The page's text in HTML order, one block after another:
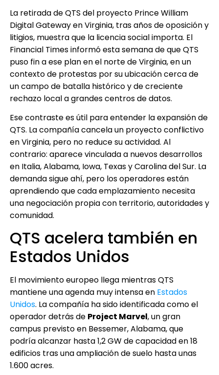
La retirada de QTS del proyecto Prince William
Digital Gateway en Virginia, tras años de oposición y
litigios, muestra que la licencia social importa. El
Financial Times informó esta semana de que QTS
puso fin a ese plan en el norte de Virginia, en un
contexto de protestas por su ubicación cerca de
un campo de batalla histórico y de creciente
rechazo local a grandes centros de datos.
Ese contraste es útil para entender la expansión de
QTS. La compañía cancela un proyecto conflictivo
en Virginia, pero no reduce su actividad. Al
contrario: aparece vinculada a nuevos desarrollos
en Italia, Alabama, Iowa, Texas y Carolina del Sur. La
demanda sigue ahí, pero los operadores están
aprendiendo que cada emplazamiento necesita
una negociación propia con territorio, autoridades y
comunidad.
QTS acelera también en
Estados Unidos
El movimiento europeo llega mientras QTS
mantiene una agenda muy intensa en Estados
Unidos. La compañía ha sido identificada como el
operador detrás de Project Marvel, un gran
campus previsto en Bessemer, Alabama, que
podría alcanzar hasta 1,2 GW de capacidad en 18
edificios tras una ampliación de suelo hasta unas
1.600 acres.